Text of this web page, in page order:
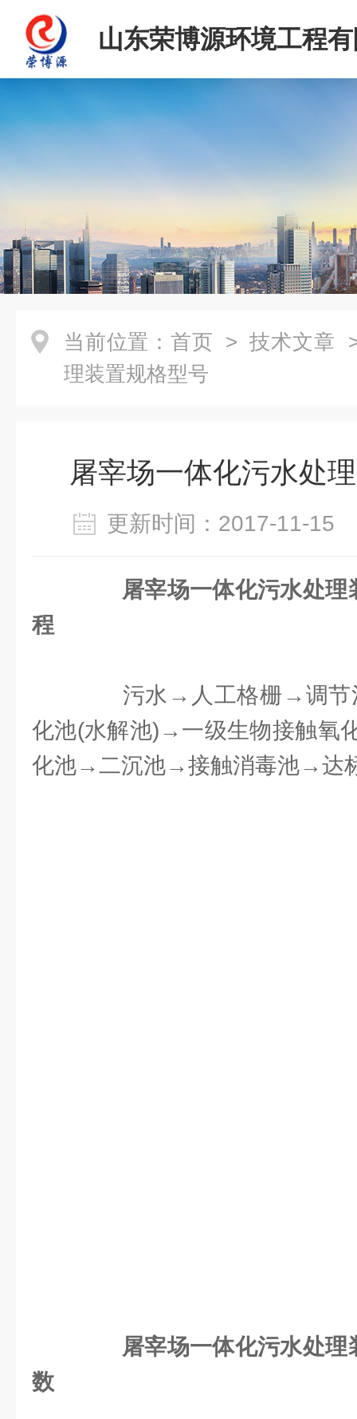
山东荣博源环境工程
当前位置： 首页 > 技术文章
理装置规格型号
屠宰场一体化污水处
更新时间：2017-11-
屠宰场一体化污水处
程
污水→人工格栅→调节
化池(水解池)→一级生物接触氧
化池→二沉池→接触消毒池→达
屠宰场一体化污水处
数